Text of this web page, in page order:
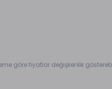
göre fiyatlar değişkenlik